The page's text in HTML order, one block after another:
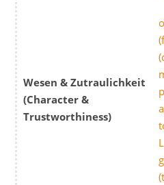
Wesen & Zutraulichkeit
(Character &
Trustworthiness)